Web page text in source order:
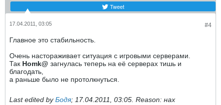
Tweet
#4
17.04.2011, 03:05
Главное это стабильность.
Очень настораживает ситуация с игровыми серверами.
Так Homk@ загнулась теперь на её серверах тишь и
благодать,
а раньше было не протолкнуться.
Last edited byБодя; 17.04.2011, 03:05 Reason: нах